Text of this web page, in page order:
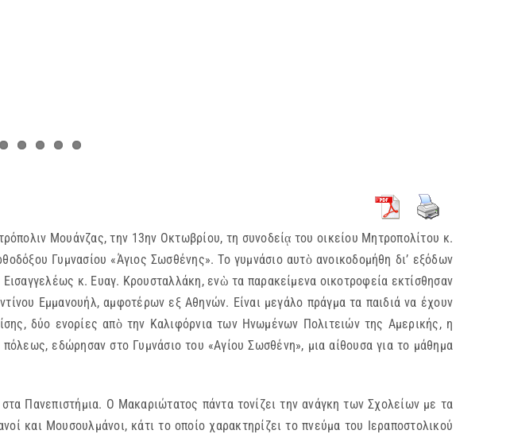
Μουάνζας, την 13ην Οκτωβρίου, τη συνοδείᾳ του οικείου Μητροπολίτου κ.
Γυμνασίου «Άγιος Σωσθένης». Το γυμνάσιο αυτὸ ανοικοδομήθη δι’ εξόδων
κ. Ευαγ. Κρουσταλλάκη, ενὼ τα παρακείμενα οικοτροφεία εκτίσθησαν
Εμμανουήλ, αμφοτέρων εξ Αθηνών. Είναι μεγάλο πράγμα τα παιδιά να έχουν
δύο ενορίες απὸ την Καλιφόρνια των Ηνωμένων Πολιτειών της Αμερικής, η
εδώρησαν στο Γυμνάσιο του «Αγίου Σωσθένη», μια αίθουσα για το μάθημα
Πανεπιστήμια. Ο Μακαριώτατος πάντα τονίζει την ανάγκη των Σχολείων με τα
και Μουσουλμάνοι, κάτι το οποίο χαρακτηρίζει το πνεύμα του Ιεραποστολικού